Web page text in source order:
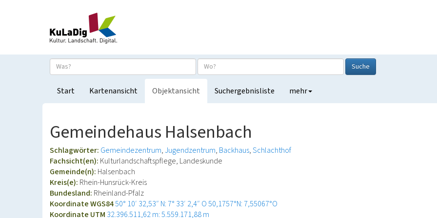
Suche
Start Kartenansicht Objektansicht Suchergebnisliste mehr
Gemeindehaus Halsenbach
Schlagwörter: Gemeindezentrum Jugendzentrum Backhaus Schlachthof
Fachsicht(en): Kulturlandschaftspflege, Landeskunde
Gemeinde(n): Halsenbach
Kreis(e): Rhein-Hunsrück-Kreis
Bundesland: Rheinland-Pfalz
Koordinate WGS8450° 10′ 32,53″ N: 7° 33′ 2,4″ O50,1757°N: 7,55067°O
Koordinate UTM 32.396.511,62 m: 5.559.171,88 m